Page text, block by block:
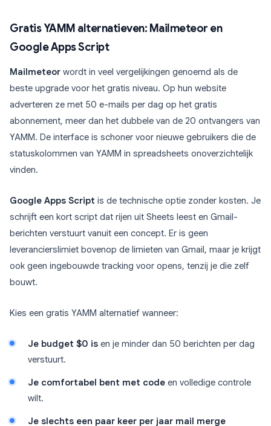
Gratis YAMM alternatieven: Mailmeteor en
Google Apps Script
Mailmeteor wordt in veel vergelijkingen genoemd als de
beste upgrade voor het gratis niveau. Op hun website
adverteren ze met 50 e-mails per dag op het gratis
abonnement, meer dan het dubbele van de 20 ontvangers van
YAMM. De interface is schoner voor nieuwe gebruikers die de
statuskolommen van YAMM in spreadsheets onoverzichtelijk
vinden.
Google Apps Script is de technische optie zonder kosten. Je
schrijft een kort script dat rijen uit Sheets leest en Gmail-
berichten verstuurt vanuit een concept. Er is geen
leverancierslimiet bovenop de limieten van Gmail, maar je krijgt
ook geen ingebouwde tracking voor opens, tenzij je die zelf
bouwt.
Kies een gratis YAMM alternatief wanneer:
Je budget $0 is en je minder dan 50 berichten per dag
verstuurt.
Je comfortabel bent met code en volledige controle
wilt.
Je slechts een paar keer per jaar mail merge